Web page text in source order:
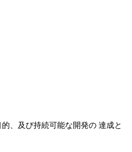
、及び持続可能な開発の 達成と